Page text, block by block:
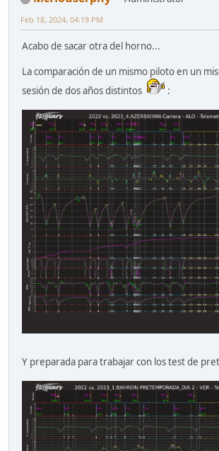
Feb 18, 2024, 04:19 PM
Acabo de sacar otra del horno...
La comparación de un mismo piloto en un
sesión de dos años distintos
:
Y preparada para trabajar con los test de